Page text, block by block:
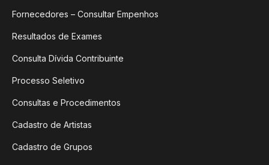
Fornecedores – Consultar Empenhos
Resultados de Exames
Consulta Dívida Contribuinte
Processo Seletivo
Consultas e Procedimentos
Cadastro de Artistas
Cadastro de Grupos